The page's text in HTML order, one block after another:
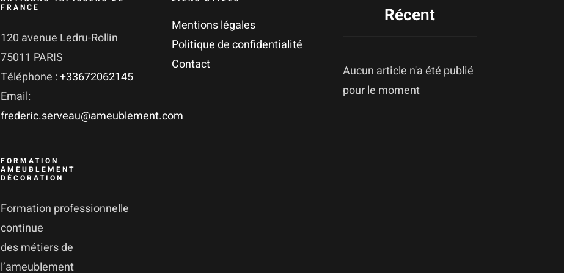
FRANCE
120 avenue Ledru-Rollin
75011 PARIS
Téléphone :+33672062145
Email:
frederic.serveau@ameublement.com
FORMATION
AMEUBLEMENT
DÉCORATION
Formation professionnelle
continue
des métiers de
l’ameublement
Mentions légales
Politique de confidentialité
Contact
Récent
Aucun article n'a été publié
pour le moment